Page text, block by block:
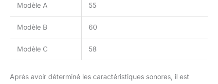
Modèle A 55
Modèle B 60
Modèle C 58
Après avoir déterminé les caractéristiques sonores, il est